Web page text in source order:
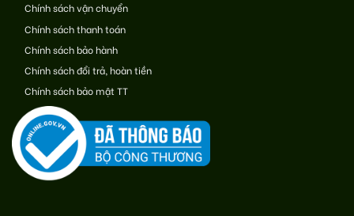
Chính sách vận chuyển
Chính sách thanh toán
Chính sách bảo hành
Chính sách đổi trả, hoàn tiền
Chính sách bảo mật TT